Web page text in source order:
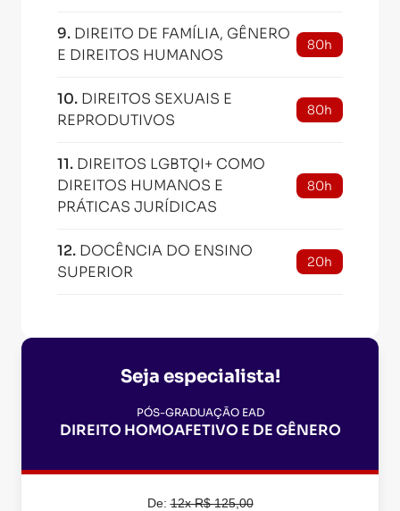
9. DIREITO DE FAMÍLIA, GÊNERO
E DIREITOS HUMANOS
80h
10. DIREITOS SEXUAIS E
REPRODUTIVOS
80h
11. DIREITOS LGBTQI+ COMO
DIREITOS HUMANOS E
PRÁTICAS JURÍDICAS
80h
12. DOCÊNCIA DO ENSINO
SUPERIOR
20h
Seja especialista!
PÓS-GRADUAÇÃO EAD
DIREITO HOMOAFETIVO E DE GÊNERO
De:12x R$ 125,00